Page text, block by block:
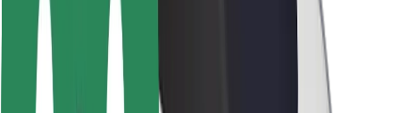
სკუტერის უსაფრთხოება
უსაფრთხოება